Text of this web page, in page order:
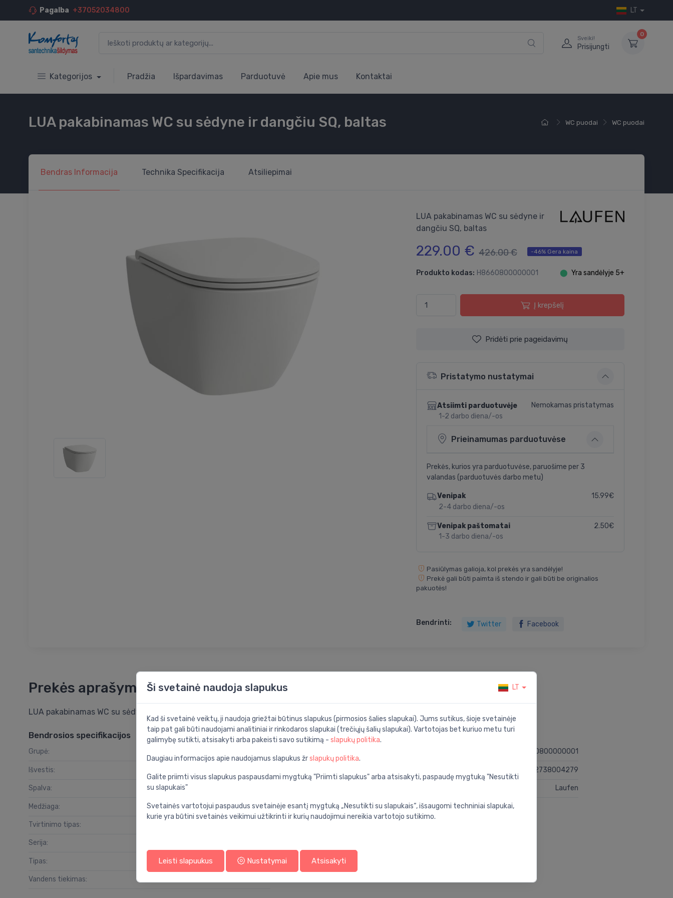
Pagalba +37052034800 LT
Sveiki!
Prisijungti
0
Kategorijos Pradžia Išpardavimas Parduotuvė Apie mus Kontaktai
WC puodai WC puodai
LUA pakabinamas WC su sėdyne ir dangčiu SQ, baltas
Bendras Informacija Technika Specifikacija Atsiliepimai
LUA pakabinamas WC su sėdyne ir
dangčiu SQ, baltas
229.00 € 426.00 € -46% Gera kaina
Produkto kodas: H8660800000001 ⬤ Yra sandėlyje 5+
Į krepšelį
Pridėti prie pageidavimų
Pristatymo nustatymai
Atsiimti parduotuvėje
1-2 darbo diena/-os
Nemokamas pristatymas
Prieinamumas parduotuvėse
Prekės, kurios yra parduotuvėse, paruošime per 3
valandas (parduotuvės darbo metu)
Venipak
2-4 darbo diena/-os
15.99€
Venipak paštomatai
1-3 darbo diena/-os
2.50€
Pasiūlymas galioja, kol prekės yra sandėlyje!
Prekė gali būti paimta iš stendo ir gali būti be originalios
pakuotės!
Bendrinti: Twitter Facebook
Prekės aprašymas
LUA pakabinamas WC su sėdyne ir dangčiu SQ, baltas
Bendrosios specifikacijos
Grupė:
Išvestis:
Spalva:
Medžiaga: keramika
Tvirtinimo tipas:
Serija:
Tipas: standarta
Vandens tiekimas:
Specifikacija
H8660800000001
7612738004279
Laufen
Ši svetainė naudoja slapukus LT
Kad ši svetainė veiktų, ji naudoja griežtai būtinus slapukus (pirmosios šalies slapukai). Jums sutikus, šioje svetainėje
taip pat gali būti naudojami analitiniai ir rinkodaros slapukai (trečiųjų šalių slapukai). Vartotojas bet kuriuo metu turi
galimybę sutikti, atsisakyti arba pakeisti savo sutikimą - slapukų politika.
Daugiau informacijos apie naudojamus slapukus žrslapukų politika.
Galite priimti visus slapukus paspausdami mygtuką "Priimti slapukus" arba atsisakyti, paspaudę mygtuką "Nesutikti
su slapukais"
Svetainės vartotojui paspaudus svetainėje esantį mygtuką „Nesutikti su slapukais“, išsaugomi techniniai slapukai,
kurie yra būtini svetainės veikimui užtikrinti ir kurių naudojimui nereikia vartotojo sutikimo.
Leisti slapuukus Nustatymai Atsisakyti